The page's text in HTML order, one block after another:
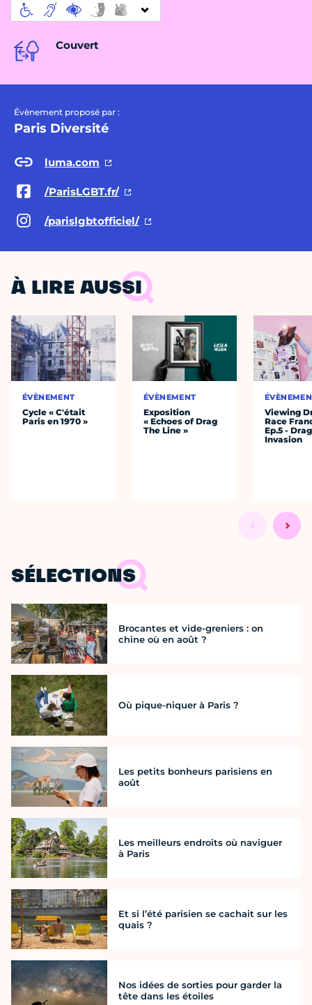
Couvert
Évènement proposé par :
Paris Diversité
luma.com
/ParisLGBT.fr/
/parislgbtofficiel/
À LIRE AUSSI
ÉVÈNEMENT
Cycle « C'était
Paris en 1970 »
ÉVÈNEMENT
Exposition
« Echoes of Drag
The Line »
Viewing
Race
Ep.5 - Drag
Invasion
SÉLECTIONS
Brocantes et vide-greniers : on
chine où en août ?
Où pique-niquer à Paris ?
Les petits bonheurs parisiens en
août
Les meilleurs endroits où naviguer
à Paris
Et si l’été parisien se cachait sur les
quais ?
Nos idées de sorties pour garder la
tête dans les étoiles